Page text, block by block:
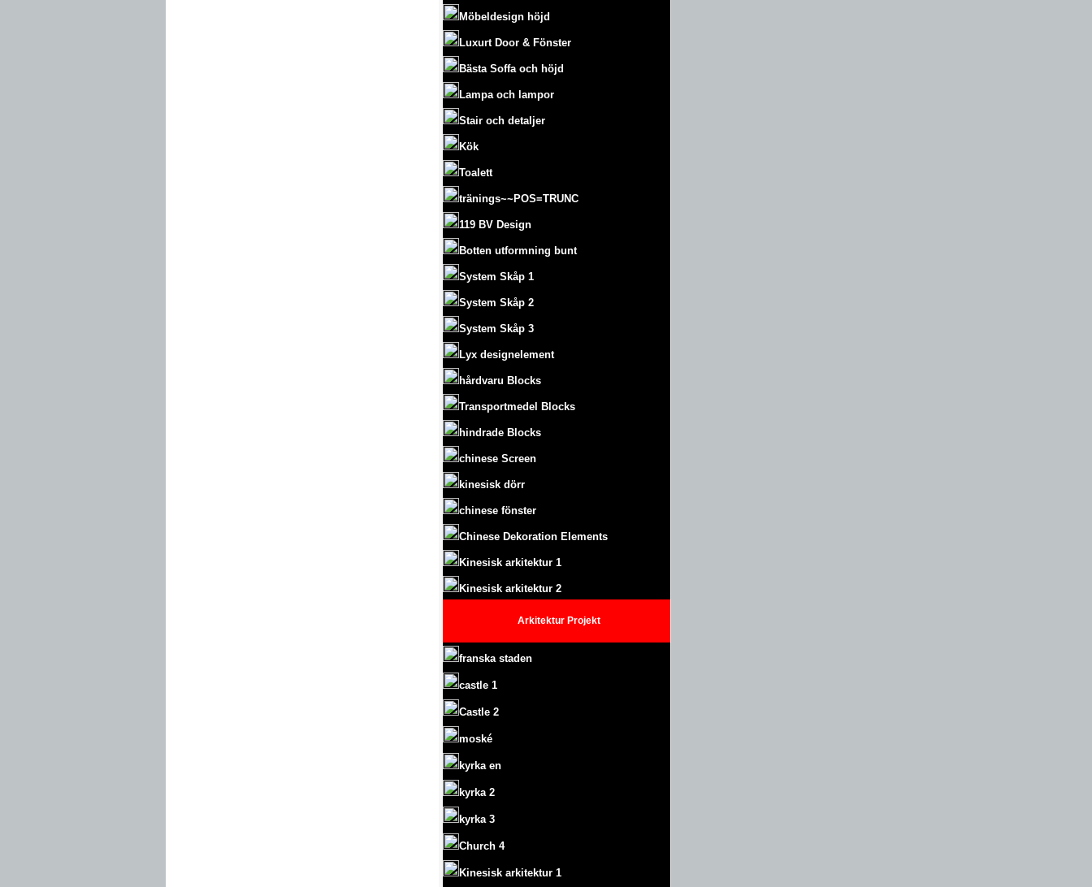
Möbeldesign höjd
Luxurt Door & Fönster
Bästa Soffa och höjd
Lampa och lampor
Stair och detaljer
Kök
Toalett
tränings~~POS=TRUNC
119 BV Design
Botten utformning bunt
System Skåp 1
System Skåp 2
System Skåp 3
Lyx designelement
hårdvaru Blocks
Transportmedel Blocks
hindrade Blocks
chinese Screen
kinesisk dörr
chinese fönster
Chinese Dekoration Elements
Kinesisk arkitektur 1
Kinesisk arkitektur 2
Arkitektur Projekt
franska staden
castle 1
Castle 2
moské
kyrka en
kyrka 2
kyrka 3
Church 4
Kinesisk arkitektur 1